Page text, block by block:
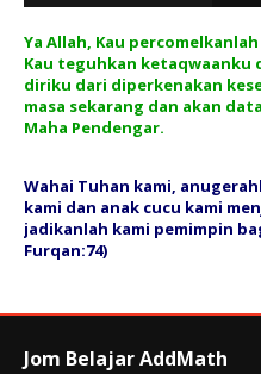
Ya Allah, Kau
Kau teguhkan ketaqwaanku
diriku dari diperkenakan
masa sekarang dan akan
Maha Pendengar.
Wahai Tuhan kami,
kami dan anak cucu kami
jadikanlah kami pemimpin
Furqan:74)
Jom Belajar AddMath